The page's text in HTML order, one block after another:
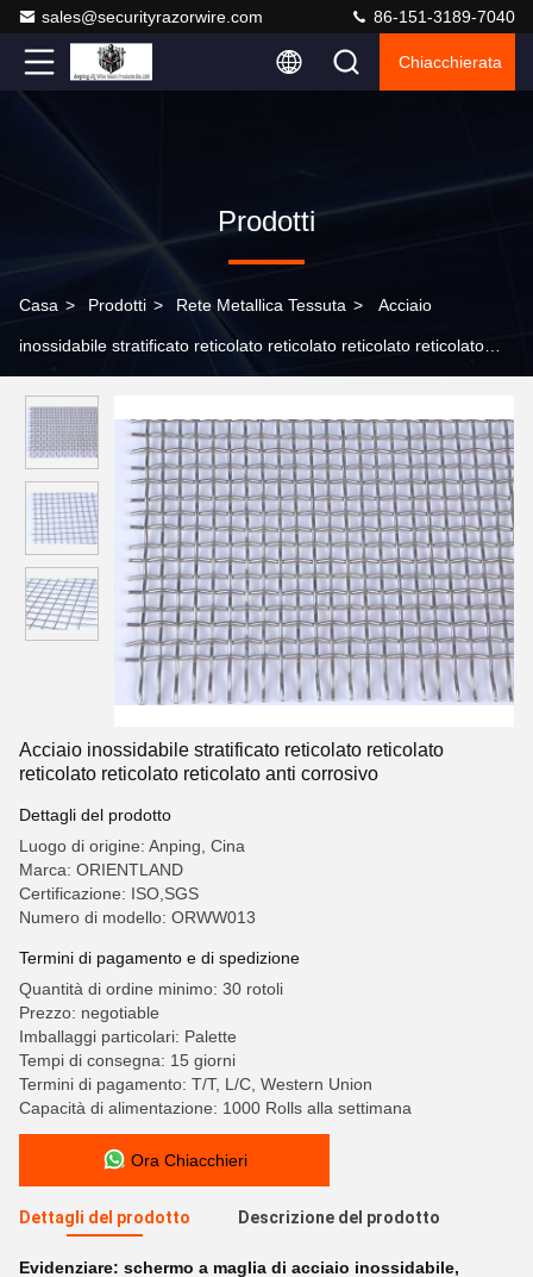
sales@securityrazorwire.com 86-151-3189-7040
Chiacchierata
Prodotti
Casa > Prodotti > Rete Metallica Tessuta > Acciaio
inossidabile stratificato reticolato reticolato reticolato reticolato
Acciaio inossidabile stratificato reticolato reticolato
reticolato reticolato reticolato anti corrosivo
Dettagli del prodotto
Luogo di origine: Anping, Cina
Marca: ORIENTLAND
Certificazione: ISO,SGS
Numero di modello: ORWW013
Termini di pagamento e di spedizione
Quantità di ordine minimo: 30 rotoli
Prezzo: negotiable
Imballaggi particolari: Palette
Tempi di consegna: 15 giorni
Termini di pagamento: T/T, L/C, Western Union
Capacità di alimentazione: 1000 Rolls alla settimana
Ora Chiacchieri
Dettagli del prodotto Descrizione del prodotto
Evidenziare: schermo a maglia di acciaio inossidabile,